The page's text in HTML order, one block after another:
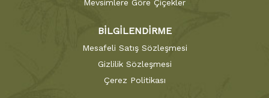
Mevsimlere Göre Çiçekler
BİLGİLENDİRME
Mesafeli Satış Sözleşmesi
Gizlilik Sözleşmesi
Çerez Politikası